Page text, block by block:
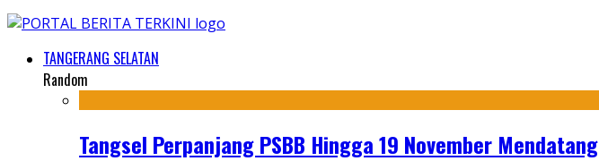
TANGERANG SELATAN
Random
Tangsel Perpanjang PSBB Hingga 19 November Mendatang